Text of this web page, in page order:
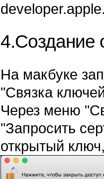
4.Создание
На макбуке
"Связка
Через меню
"Запросить
открытый